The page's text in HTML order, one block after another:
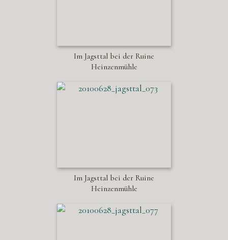
Im Jagsttal bei der Ruine
Heinzenmühle
Im Jagsttal bei der Ruine
Heinzenmühle